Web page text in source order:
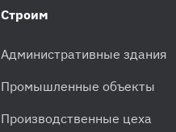
Строим
Административные здания
Промышленные объекты
Производственные цеха